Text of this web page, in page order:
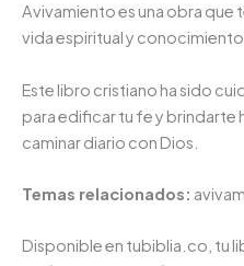
Avivamiento es una obra que
vida espiritual y conocimiento
Este libro cristiano ha sido
para edificar tu fe y brindarte
caminar diario con Dios.
Temas relacionados:
Disponible en tubiblia.co, tu